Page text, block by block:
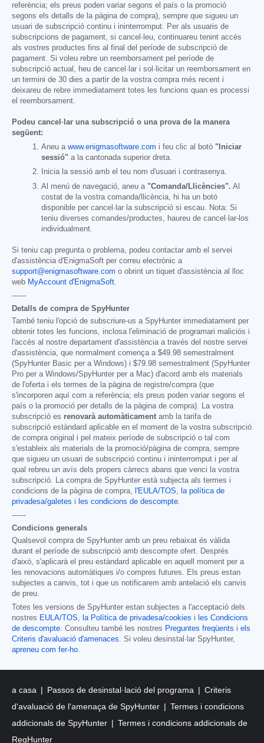
referència; els preus poden variar segons el país o la promoció
segons els detalls de la pàgina de compra), sempre que sigueu un
usuari de subscripció continu i ininterromput. Per als usuaris de
subscripcions de pagament, si cancel·leu, continuareu tenint accés
als vostres productes fins al final del període de subscripció de
pagament. Si voleu rebre un reemborsament pel període de
subscripció actual, heu de cancel·lar i sol·licitar un reemborsament en
un termini de 30 dies a partir de la vostra compra més recent i
deixareu de rebre immediatament totes les funcions quan es processi
el reemborsament.
Podeu cancel·lar una subscripció o una prova de la manera
següent:
Aneu a www.enigmasoftware.com i feu clic al botó "Iniciar
sessió" a la cantonada superior dreta.
Inicia la sessió amb el teu nom d'usuari i contrasenya.
Al menú de navegació, aneu a "Comanda/Llicències". Al
costat de la vostra comanda/llicència, hi ha un botó
disponible per cancel·lar la subscripció si escau. Nota: Si
teniu diverses comandes/productes, haureu de cancel·lar-los
individualment.
Si teniu cap pregunta o problema, podeu contactar amb el servei
d'assistència d'EnigmaSoft per correu electrònic a
support@enigmasoftware.com o obrint un tiquet d'assistència al lloc
web MyAccount d'EnigmaSoft
------
Detalls de compra de SpyHunter
També teniu l'opció de subscriure-us a SpyHunter immediatament per
obtenir totes les funcions, inclosa l'eliminació de programari maliciós i
l'accés al nostre departament d'assistència a través del nostre servei
d'assistència, que normalment comença a $49.98 semestralment
(SpyHunter Basic per a Windows) i $79.98 semestralment (SpyHunter
Pro per a Windows/SpyHunter per a Mac) d'acord amb els materials
de l'oferta i els termes de la pàgina de registre/compra (que
s'incorporen aquí com a referència; els preus poden variar segons el
país o la promoció per detalls de la pàgina de compra). La vostra
subscripció es renovarà automàticament amb la tarifa de
subscripció estàndard aplicable en el moment de la vostra subscripció
de compra original i pel mateix període de subscripció o tal com
s'estableix als materials de la promoció/pàgina de compra, sempre
que sigueu un usuari de subscripció continu i ininterromput i per al
qual rebreu un avís dels propers càrrecs abans que venci la vostra
subscripció. La compra de SpyHunter està subjecta als termes i
condicions de la pàgina de compra,
l'EULA/TOS
la política de
privadesa/galetes i les condicions de descompte
------
Condicions generals
Qualsevol compra de SpyHunter amb un preu rebaixat és vàlida
durant el període de subscripció amb descompte ofert. Després
d'això, s'aplicarà el preu estàndard aplicable en aquell moment per a
les renovacions automàtiques i/o compres futures. Els preus estan
subjectes a canvis, tot i que us notificarem amb antelació els canvis
de preu.
Totes les versions de SpyHunter estan subjectes a l'acceptació dels
nostres EULA/TOS la Política de privadesa/cookies i les Condicions
de descompte . Consulteu també les nostres Preguntes freqüents i els
Criteris d'avaluació d'amenaces . Si voleu desinstal·lar SpyHunter,
apreneu com fer-ho
a casa Passos de desinstal·lació del programa
Criteris
d'avaluació de l'amenaça de SpyHunter
Termes i condicions
addicionals de SpyHunter
Termes i condicions addicionals de
RegHunter